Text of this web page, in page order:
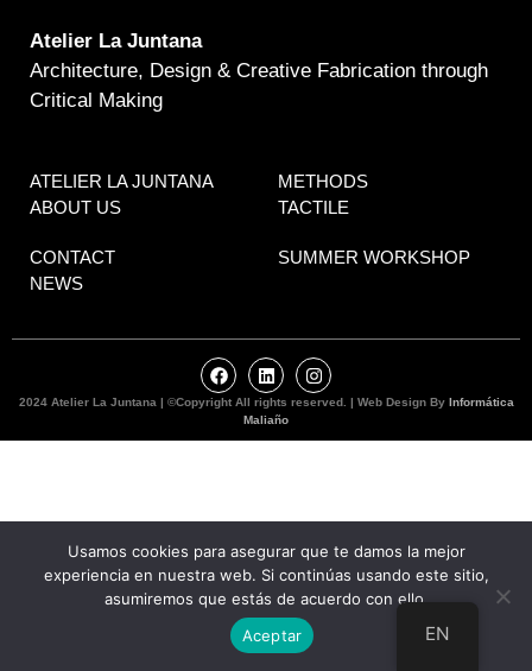
Atelier La Juntana
Architecture, Design & Creative Fabrication through
Critical Making
ATELIER LA JUNTANA
ABOUT US
METHODS
TACTILE
CONTACT
NEWS
SUMMER WORKSHOP
2024 Atelier La Juntana | ©Copyright All rights reserved. | Web Design By Informática
Maliaño
EN
Usamos cookies para asegurar que te damos la mejor
experiencia en nuestra web. Si continúas usando este sitio,
asumiremos que estás de acuerdo con ello.
Aceptar